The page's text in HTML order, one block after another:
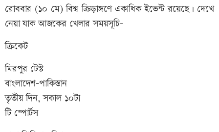
রোববার (১০ মে) বিশ্ব ক্রিড়াঙ্গণে একাধিক ইভেন্ট রয়েছে। দেখে
নেয়া যাক আজকের খেলার সময়সূচি-
ক্রিকেট
মিরপুর টেস্ট
বাংলাদেশ-পাকিস্তান
তৃতীয় দিন, সকাল ১০টা
টি স্পোর্টস